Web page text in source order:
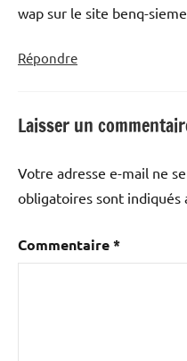
wap sur le site benq-
Répondre
Laisser un
Votre adresse e-mail ne
obligatoires sont indiqués
Commentaire*